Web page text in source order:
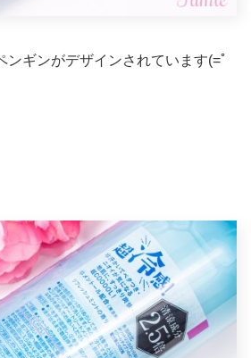
ンギンがデザインされています(=ﾟ